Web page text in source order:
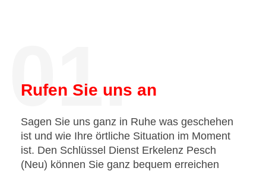
01.
Rufen Sie uns an
Sagen Sie uns ganz in Ruhe was geschehen
ist und wie Ihre örtliche Situation im Moment
ist. Den Schlüssel Dienst Erkelenz Pesch
(Neu) können Sie ganz bequem erreichen